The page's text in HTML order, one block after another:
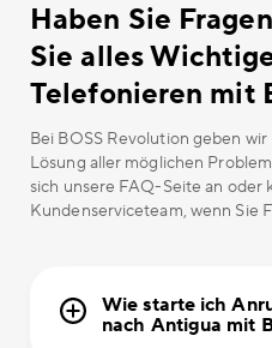
Haben Sie
Sie alles
Telefonieren mit
Bei BOSS Revolution geben
Lösung aller möglichen
sich unsere FAQ-Seite an oder
Kundenserviceteam, wenn Sie
Wie starte ich
nach Antigua mit